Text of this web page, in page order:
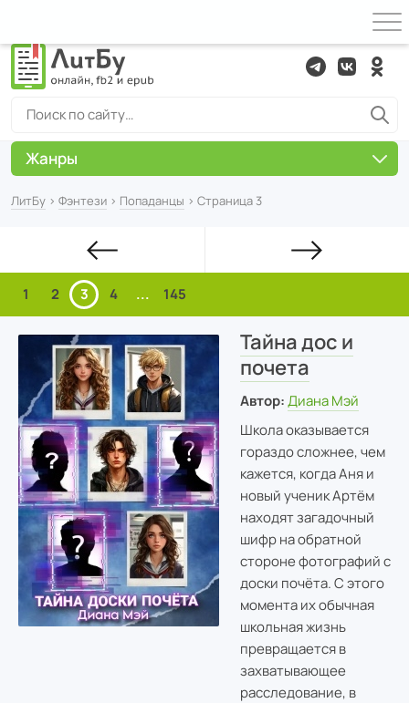
ЛитБу › Фэнтези › Попаданцы › Страница 3
1 2 3 4 ... 145
Тайна дос и
почета
Автор: Диана Мэй
Школа оказывается
гораздо сложнее, чем
кажется, когда Аня и
новый ученик Артём
находят загадочный
шифр на обратной
стороне фотографий с
доски почёта. С этого
момента их обычная
школьная жизнь
превращается в
захватывающее
расследование, в
Жанры